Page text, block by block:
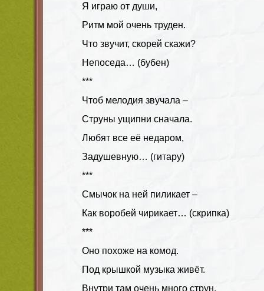
Я играю от души,
Ритм мой очень труден.
Что звучит, скорей скажи?
Непоседа… (бубен)
***
Чтоб мелодия звучала –
Струны ущипни сначала.
Любят все её недаром,
Задушевную… (гитару)
***
Смычок на ней пиликает –
Как воробей чирикает… (скрипка)
***
Оно похоже на комод.
Под крышкой музыка живёт.
Внутри там очень много струн.